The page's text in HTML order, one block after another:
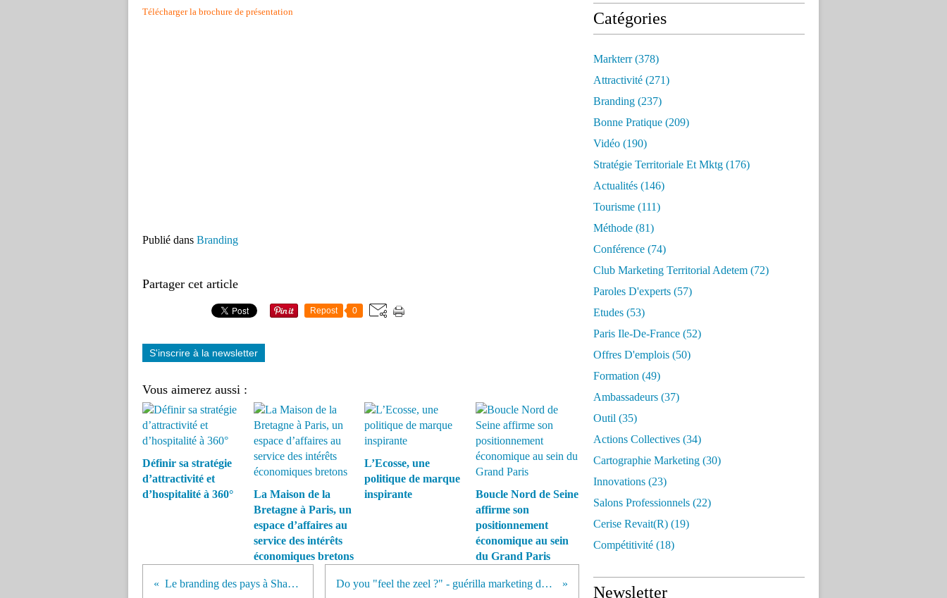
Télécharger la brochure de présentation
Publié dans Branding
Partager cet article
Repost 0
S'inscrire à la newsletter
Vous aimerez aussi :
Définir sa stratégie
d’attractivité et
d’hospitalité à 360°
La Maison de la
Bretagne à Paris, un
espace d’affaires au
service des intérêts
économiques bretons
L’Ecosse, une
politique de marque
inspirante
Boucle Nord de Seine
affirme son
positionnement
économique au sein
du Grand Paris
Le branding des pays à Shanghai 2010 Do you "feel the zeel ?" - guérilla marketing dans le Michigan
Catégories
Markterr(378)
Attractivité (271)
Branding (237)
Bonne Pratique (209)
Vidéo (190)
Stratégie Territoriale Et Mktg (176)
Actualités (146)
Tourisme (111)
Méthode (81)
Conférence (74)
Club Marketing Territorial Adetem (72)
Paroles D'experts (57)
Etudes (53)
Paris Ile-De-France (52)
Offres D'emplois (50)
Formation (49)
Ambassadeurs (37)
Outil (35)
Actions Collectives (34)
Cartographie Marketing (30)
Innovations (23)
Salons Professionnels (22)
Cerise Revait(r) (19)
Compétitivité (18)
Newsletter